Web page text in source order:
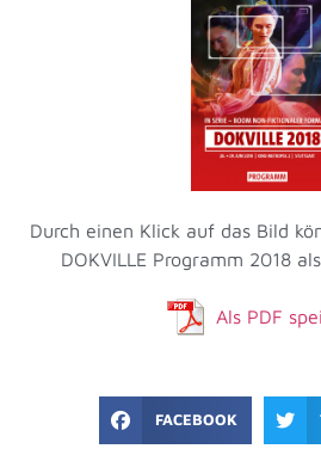
Durch einen Klick auf das Bild
DOKVILLE Programm 2018
Als PDF
FACEBOOK